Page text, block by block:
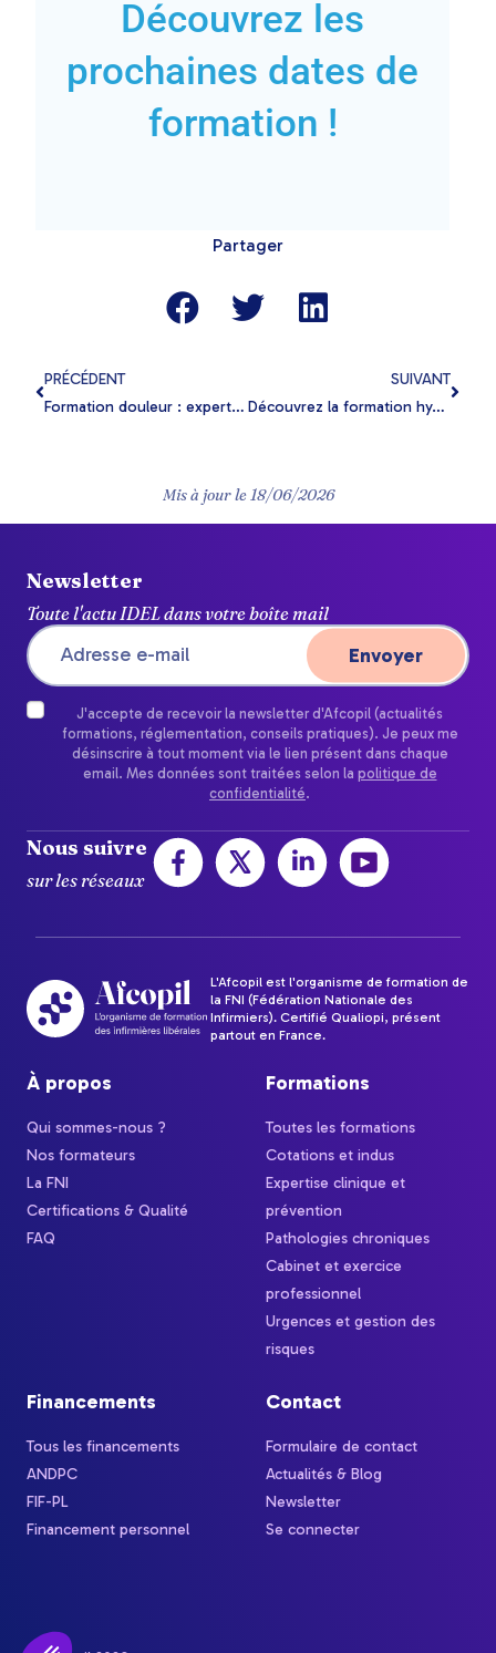
Découvrez les
prochaines dates de
formation !
Partager
PRÉCÉDENT
Formation douleur : expert pour gérer et soulager la douleur !
SUIVANT
Découvrez la formation hygiène infirmière de l’AFCOPIL
Mis à jour le18/06/2026
Newsletter
Toute l'actu IDEL dans votre boîte mail
J'accepte de recevoir la newsletter d'Afcopil (actualités
formations, réglementation, conseils pratiques). Je peux me
désinscrire à tout moment via le lien présent dans chaque
email. Mes données sont traitées selon la politique de
confidentialité.
Nous suivre
sur les réseaux
L'Afcopil est l'organisme de formation de
la FNI (Fédération Nationale des
Infirmiers). Certifié Qualiopi, présent
partout en France.
À propos
Qui sommes-nous ?
Nos formateurs
La FNI
Certifications & Qualité
FAQ
Formations
Toutes les formations
Cotations et indus
Expertise clinique et
prévention
Pathologies chroniques
Cabinet et exercice
professionnel
Urgences et gestion des
risques
Financements
Tous les financements
ANDPC
FIF-PL
Financement personnel
Contact
Formulaire de contact
Actualités & Blog
Newsletter
Se connecter